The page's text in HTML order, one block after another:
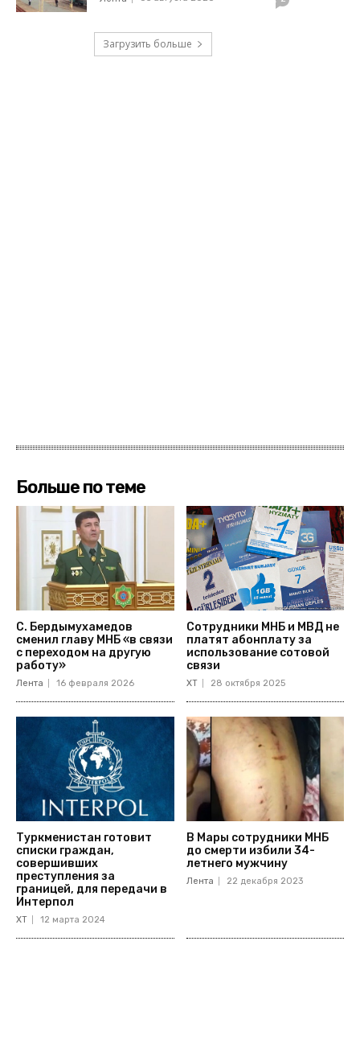
Загрузить больше
Больше по теме
С. Бердымухамедов
сменил главу МНБ «в связи
с переходом на другую
работу»
Лента 16 февраля 2026
Сотрудники МНБ и МВД не
платят абонплату за
использование сотовой
связи
ХТ 28 октября 2025
Туркменистан готовит
списки граждан,
совершивших
преступления за
границей, для передачи в
Интерпол
ХТ 12 марта 2024
В Мары сотрудники МНБ
до смерти избили 34-
летнего мужчину
Лента 22 декабря 2023